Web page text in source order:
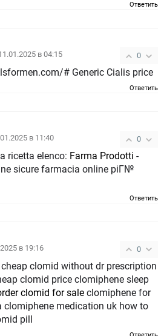
Ответить
0
в 04:15
# Generic Cialis price
Ответить
0
в 11:40
ricetta elenco: Farma Prodotti -
online piГ№
Ответить
0
в 19:16
clomid without dr prescription
clomid price clomiphene sleep
clomid for sale clomiphene for
clomiphene medication uk how to
pill